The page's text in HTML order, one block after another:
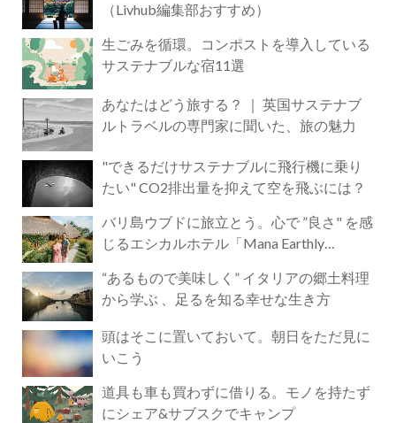
（Livhub編集部おすすめ）
生ごみを循環。コンポストを導入している
サステナブルな宿11選
あなたはどう旅する？ ｜ 英国サステナブ
ルトラベルの専門家に聞いた、旅の魅力
"できるだけサステナブルに飛行機に乗り
たい" CO2排出量を抑えて空を飛ぶには？
バリ島ウブドに旅立とう。心で ”良さ" を感
じるエシカルホテル「Mana Earthly
“あるもので美味しく” イタリアの郷土料理
から学ぶ 、足るを知る幸せな生き方
頭はそこに置いておいて。朝日をただ見に
いこう
道具も車も買わずに借りる。モノを持たず
にシェア&サブスクでキャンプ